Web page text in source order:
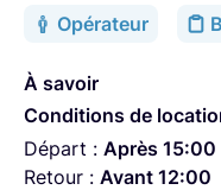
Opérateur
À savoir
Conditions de
Départ : Après 15:00
Retour : Avant 12:00